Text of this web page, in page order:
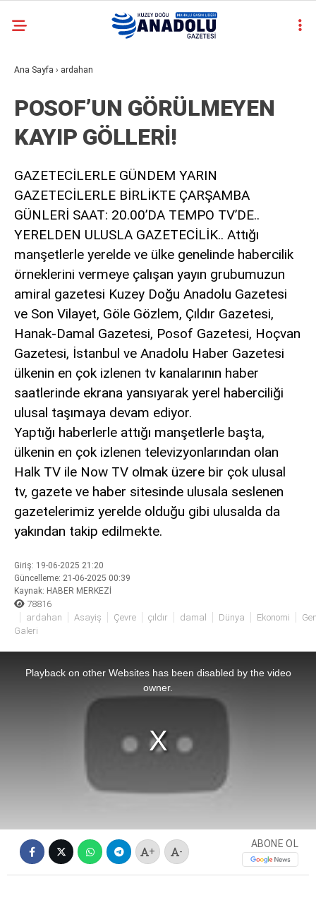
bonusu
siteler
veren
siteler
2025
bonusu
veren
siteler
bonusu
veren
siteler
deneme
bonusu
veren
editorbet
giriş
Ana Sayfa › ardahan
POSOF’UN GÖRÜLMEYEN
KAYIP GÖLLERİ!
GAZETECİLERLE GÜNDEM YARIN
GAZETECİLERLE BİRLİKTE ÇARŞAMBA
GÜNLERİ SAAT: 20.00’DA TEMPO TV’DE..
YERELDEN ULUSLA GAZETECİLİK.. Attığı
manşetlerle yerelde ve ülke genelinde habercilik
örneklerini vermeye çalışan yayın grubumuzun
amiral gazetesi Kuzey Doğu Anadolu Gazetesi
ve Son Vilayet, Göle Gözlem, Çıldır Gazetesi,
Hanak-Damal Gazetesi, Posof Gazetesi, Hoçvan
Gazetesi, İstanbul ve Anadolu Haber Gazetesi
ülkenin en çok izlenen tv kanalarının haber
saatlerinde ekrana yansıyarak yerel haberciliği
ulusal taşımaya devam ediyor.
Yaptığı haberlerle attığı manşetlerle başta,
ülkenin en çok izlenen televizyonlarından olan
Halk TV ile Now TV olmak üzere bir çok ulusal
tv, gazete ve haber sitesinde ulusala seslenen
gazetelerimiz yerelde olduğu gibi ulusalda da
yakından takip edilmekte.
Giriş: 19-06-2025 21:20
Güncelleme: 21-06-2025 00:39
Kaynak: HABER MERKEZİ
78816
ardahan
Asayiş Çevre çıldır damal Dünya Ekonomi
Galeri
Playback on other Websites has been disabled by the video
owner.
+ -
ABONE OL